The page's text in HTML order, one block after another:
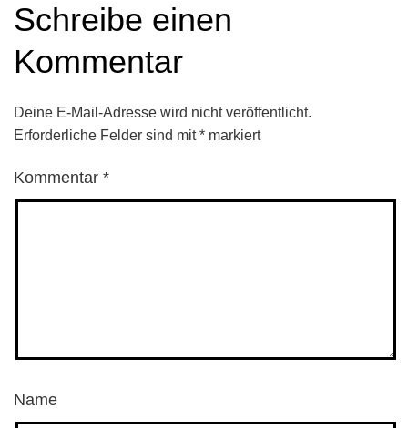
Schreibe einen
Kommentar
Deine E-Mail-Adresse wird nicht veröffentlicht.
Erforderliche Felder sind mit* markiert
Kommentar *
Name